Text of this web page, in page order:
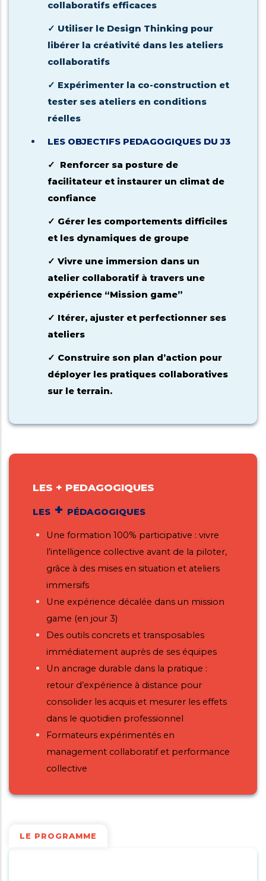
collaboratifs efficaces
✓ Utiliser le Design Thinking pour
libérer la créativité dans les ateliers
collaboratifs
✓ Expérimenter la co-construction et
tester ses ateliers en conditions
réelles
LES OBJECTIFS PEDAGOGIQUES DU J3
✓
Renforcer sa posture de
facilitateur et instaurer un climat de
confiance
✓ Gérer les comportements difficiles
et les dynamiques de groupe
✓ Vivre une immersion dans un
atelier collaboratif à travers une
expérience “Mission game”
✓ Itérer, ajuster et perfectionner ses
ateliers
✓ Construire son plan d’action pour
déployer les pratiques collaboratives
sur le terrain.
LES + PEDAGOGIQUES
LES + PÉDAGOGIQUES
Une formation 100% participative : vivre
l’intelligence collective avant de la piloter,
grâce à des mises en situation et ateliers
immersifs
Une expérience décalée dans un mission
game (en jour 3)
Des outils concrets et transposables
immédiatement auprès de ses équipes
Un ancrage durable dans la pratique :
retour d’expérience à distance pour
consolider les acquis et mesurer les effets
dans le quotidien professionnel
Formateurs expérimentés en
management collaboratif et performance
collective
LE PROGRAMME